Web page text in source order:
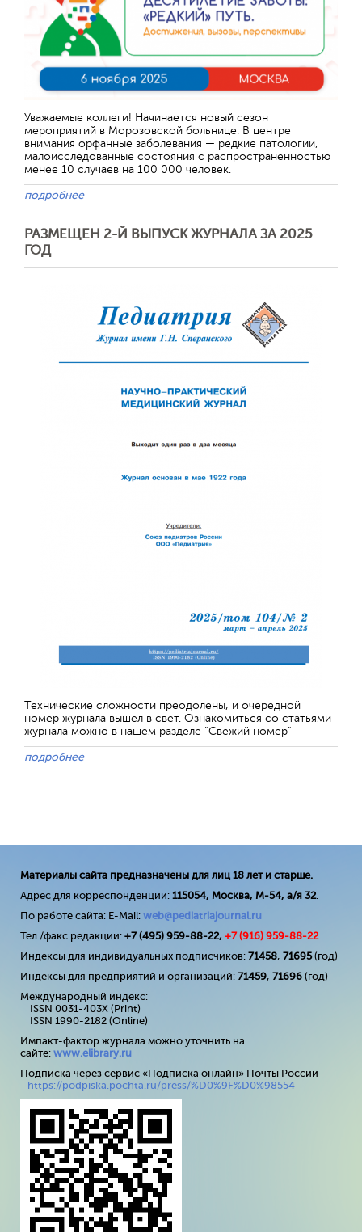
Уважаемые коллеги! Начинается новый сезон
мероприятий в Морозовской больнице. В центре
внимания орфанные заболевания — редкие патологии,
малоисследованные состояния с распространенностью
менее 10 случаев на 100 000 человек.
подробнее
РАЗМЕЩЕН 2-Й ВЫПУСК ЖУРНАЛА ЗА 2025
ГОД
Технические сложности преодолены, и очередной
номер журнала вышел в свет. Ознакомиться со статьями
журнала можно в нашем разделе "Свежий номер"
подробнее
Материалы сайта предназначены для лиц 18 лет и старше.
Адрес для корреспонденции: 115054, Москва, М-54, а/я 32.
По работе сайта: E-Mail: web@pediatriajournal.ru
Тел./факс редакции: +7 (495) 959-88-22, +7 (916) 959-88-22
Индексы для индивидуальных подписчиков: 71458, 71695(год)
Индексы для предприятий и организаций: 71459, 71696 (год)
Международный индекс:
ISSN 0031-403X (Print)
ISSN 1990-2182 (Online)
Импакт-фактор журнала можно уточнить на
сайте: www.elibrary.ru
Подписка через сервис «Подписка онлайн» Почты России
- https://podpiska.pochta.ru/press/%D0%9F%D0%98554